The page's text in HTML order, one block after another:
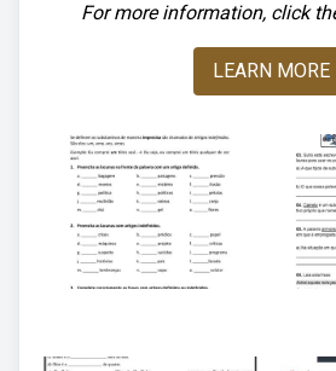
For more information, click
LEARN MORE